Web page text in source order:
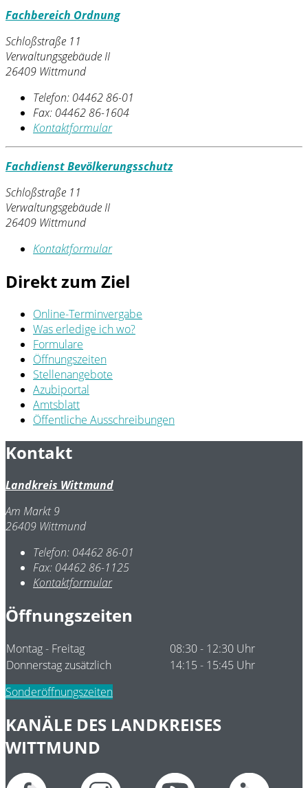
Fachbereich Ordnung
Schloßstraße 11
Verwaltungsgebäude II
26409 Wittmund
Telefon: 04462 86-01
Fax: 04462 86-1604
Kontaktformular
Fachdienst Bevölkerungsschutz
Schloßstraße 11
Verwaltungsgebäude II
26409 Wittmund
Kontaktformular
Direkt zum Ziel
Online-Terminvergabe
Was erledige ich wo?
Formulare
Öffnungszeiten
Stellenangebote
Azubiportal
Amtsblatt
Öffentliche Ausschreibungen
Kontakt
Landkreis Wittmund
Am Markt 9
26409 Wittmund
Telefon: 04462 86-01
Fax: 04462 86-1125
Kontaktformular
Öffnungszeiten
Montag - Freitag
08:30 - 12:30 Uhr
Donnerstag zusätzlich
14:15 - 15:45 Uhr
Sonderöffnungszeiten
KANÄLE DES LANDKREISES
WITTMUND